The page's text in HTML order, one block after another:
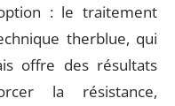
: le traitement
therblue, qui
offre des résultats
la résistance,